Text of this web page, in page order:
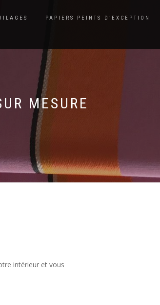
PAPIERS PEINTS D’EXCEPTION
MESURE
intérieur et vous